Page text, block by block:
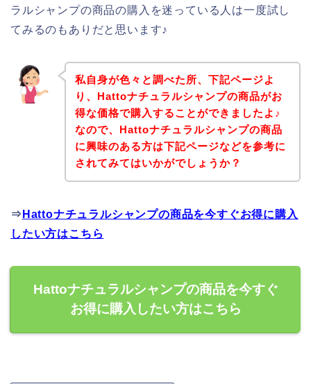
ラルシャンプの商品の購入を迷っている人は一度試し
てみるのもありだと思います♪
私自身が色々と調べた所、下記ページよ
り、Hattoナチュラルシャンプの商品がお
得な価格で購入することができましたよ♪
なので、Hattoナチュラルシャンプの商品
に興味のある方は下記ページなどを参考に
されてみてはいかがでしょうか？
⇒ Hattoナチュラルシャンプの商品を今すぐお得に購入
したい方はこちら
Hattoナチュラルシャンプの商品を今すぐ
お得に購入したい方はこちら